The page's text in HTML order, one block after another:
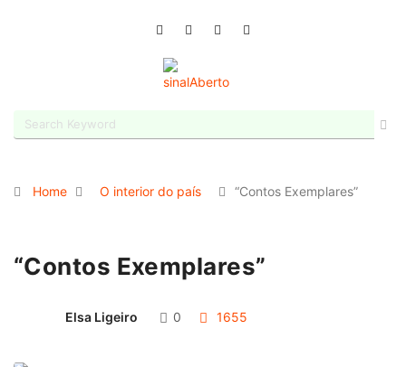
Home O interior do país “Contos Exemplares”
“Contos Exemplares”
Elsa Ligeiro 0 1655